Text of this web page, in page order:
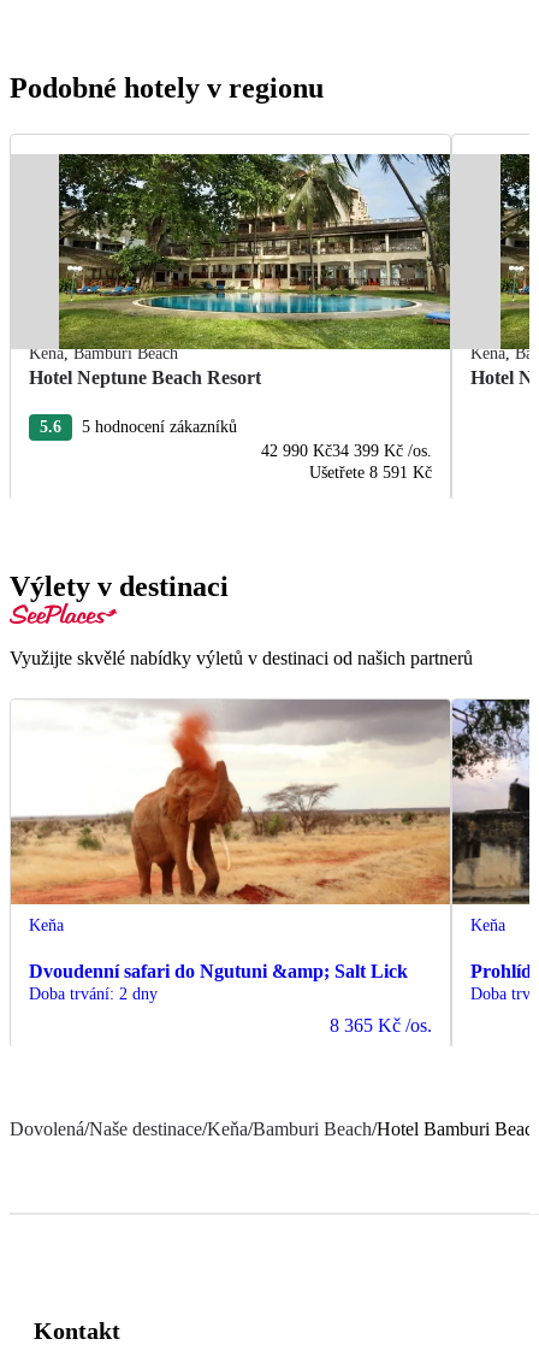
Podobné hotely v regionu
Keňa,Bamburi Beach
Hotel Neptune Beach Resort
5.6
5 hodnocení zákazníků
42 990 Kč34 399 Kč /os.
Ušetřete 8 591 Kč
Keňa,
Hotel
Výlety v destinaci
Využijte skvělé nabídky výletů v destinaci od našich partnerů
Keňa
Dvoudenní safari do Ngutuni &amp; Salt Lick
Doba trvání: 2 dny
8 365 Kč /os.
Keňa
Doba
Dovolená/Naše destinace/Keňa/Bamburi Beach/Hotel Bamburi
Kontakt